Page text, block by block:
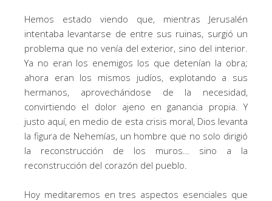
Hemos estado viendo que, mientras Jerusalén
intentaba levantarse de entre sus ruinas, surgió un
problema que no venía del exterior, sino del interior.
Ya no eran los enemigos los que detenían la obra;
ahora eran los mismos judíos, explotando a sus
hermanos, aprovechándose de la necesidad,
convirtiendo el dolor ajeno en ganancia propia. Y
justo aquí, en medio de esta crisis moral, Dios levanta
la figura de Nehemías, un hombre que no solo dirigió
la reconstrucción de los muros… sino a la
reconstrucción del corazón del pueblo.
Hoy meditaremos en tres aspectos esenciales que